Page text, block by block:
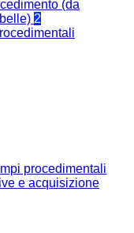
(da
2
procedimentali
e acquisizione